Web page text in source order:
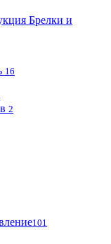
Брелки и
16
2
101